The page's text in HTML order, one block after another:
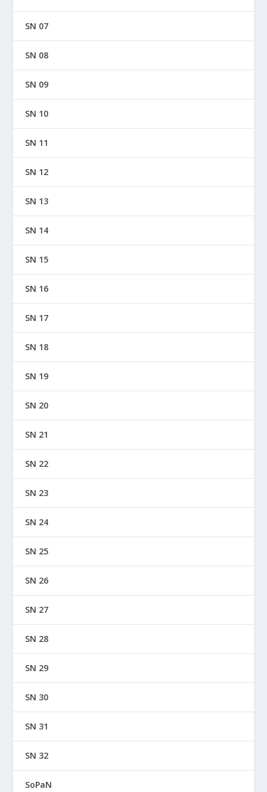
SN 07
SN 08
SN 09
SN 10
SN 11
SN 12
SN 13
SN 14
SN 15
SN 16
SN 17
SN 18
SN 19
SN 20
SN 21
SN 22
SN 23
SN 24
SN 25
SN 26
SN 27
SN 28
SN 29
SN 30
SN 31
SN 32
SoPaN